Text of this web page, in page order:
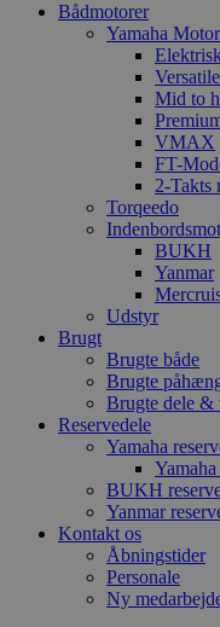
Bådmotorer
Yamaha
Mid to
VMAX
FT-
2-Takts
Torqeedo
BUKH
Yanmar
Udstyr
Brugt
Brugte både
Brugte
Brugte dele &
Reservedele
Yamaha
BUKH
Yanmar
Kontakt os
Åbningstider
Personale
Ny